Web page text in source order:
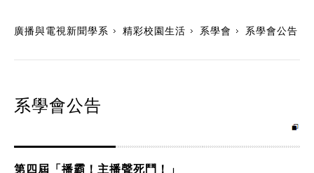
廣播與電視新聞學系 精彩校園生活 系學會 系學會公告
系學會公告
第四屆「播霸！主播聲死鬥！」